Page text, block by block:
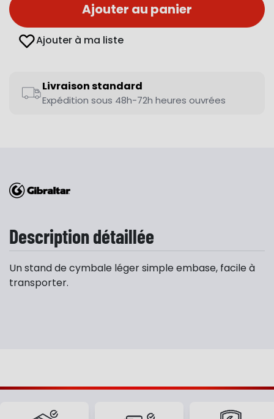
Ajouter au panier
Ajouter à ma liste
Livraison standard
Expédition sous 48h-72h heures ouvrées
Description détaillée
Un stand de cymbale léger simple embase, facile à
transporter.